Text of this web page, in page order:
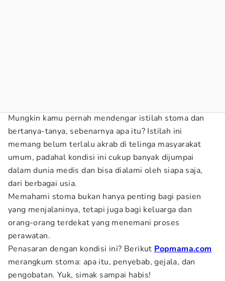
Mungkin kamu pernah mendengar istilah stoma dan
bertanya-tanya, sebenarnya apa itu? Istilah ini
memang belum terlalu akrab di telinga masyarakat
umum, padahal kondisi ini cukup banyak dijumpai
dalam dunia medis dan bisa dialami oleh siapa saja,
dari berbagai usia.
Memahami stoma bukan hanya penting bagi pasien
yang menjalaninya, tetapi juga bagi keluarga dan
orang-orang terdekat yang menemani proses
perawatan.
Penasaran dengan kondisi ini? Berikut Popmama.com
merangkum stoma: apa itu, penyebab, gejala, dan
pengobatan. Yuk, simak sampai habis!